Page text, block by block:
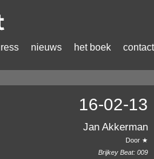
contact
het boek
nieuws
16-02-13
Jan Akkerman
Door ★
Brijkey Beat: 009